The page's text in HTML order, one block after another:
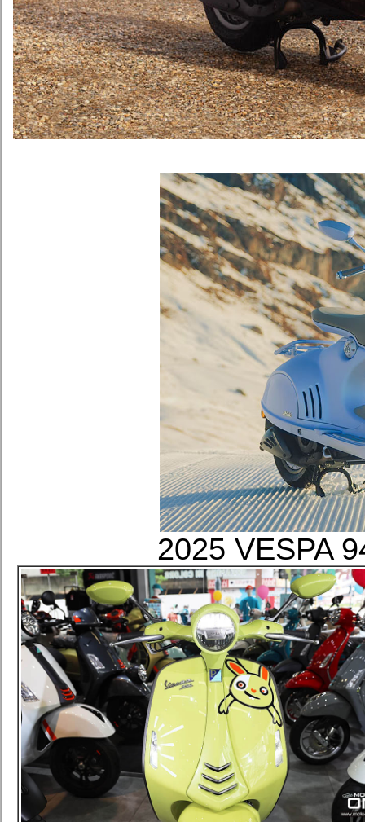
2025 VESPA